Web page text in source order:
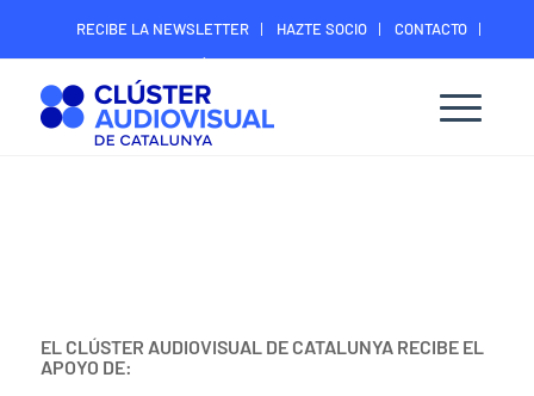
RECIBE LA NEWSLETTER HAZTE SOCIO
CONTACTO
ÁREA DIGITAL SOCIOS
EL CLÚSTER AUDIOVISUAL DE CATALUNYA RECIBE EL
APOYO DE: